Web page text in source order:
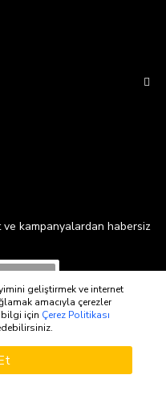
Ekle
kampanyalardan habersiz
Abone Ol
ediyorum.
geliştirmek ve internet
amacıyla çerezler
bilgi için Çerez Politikası